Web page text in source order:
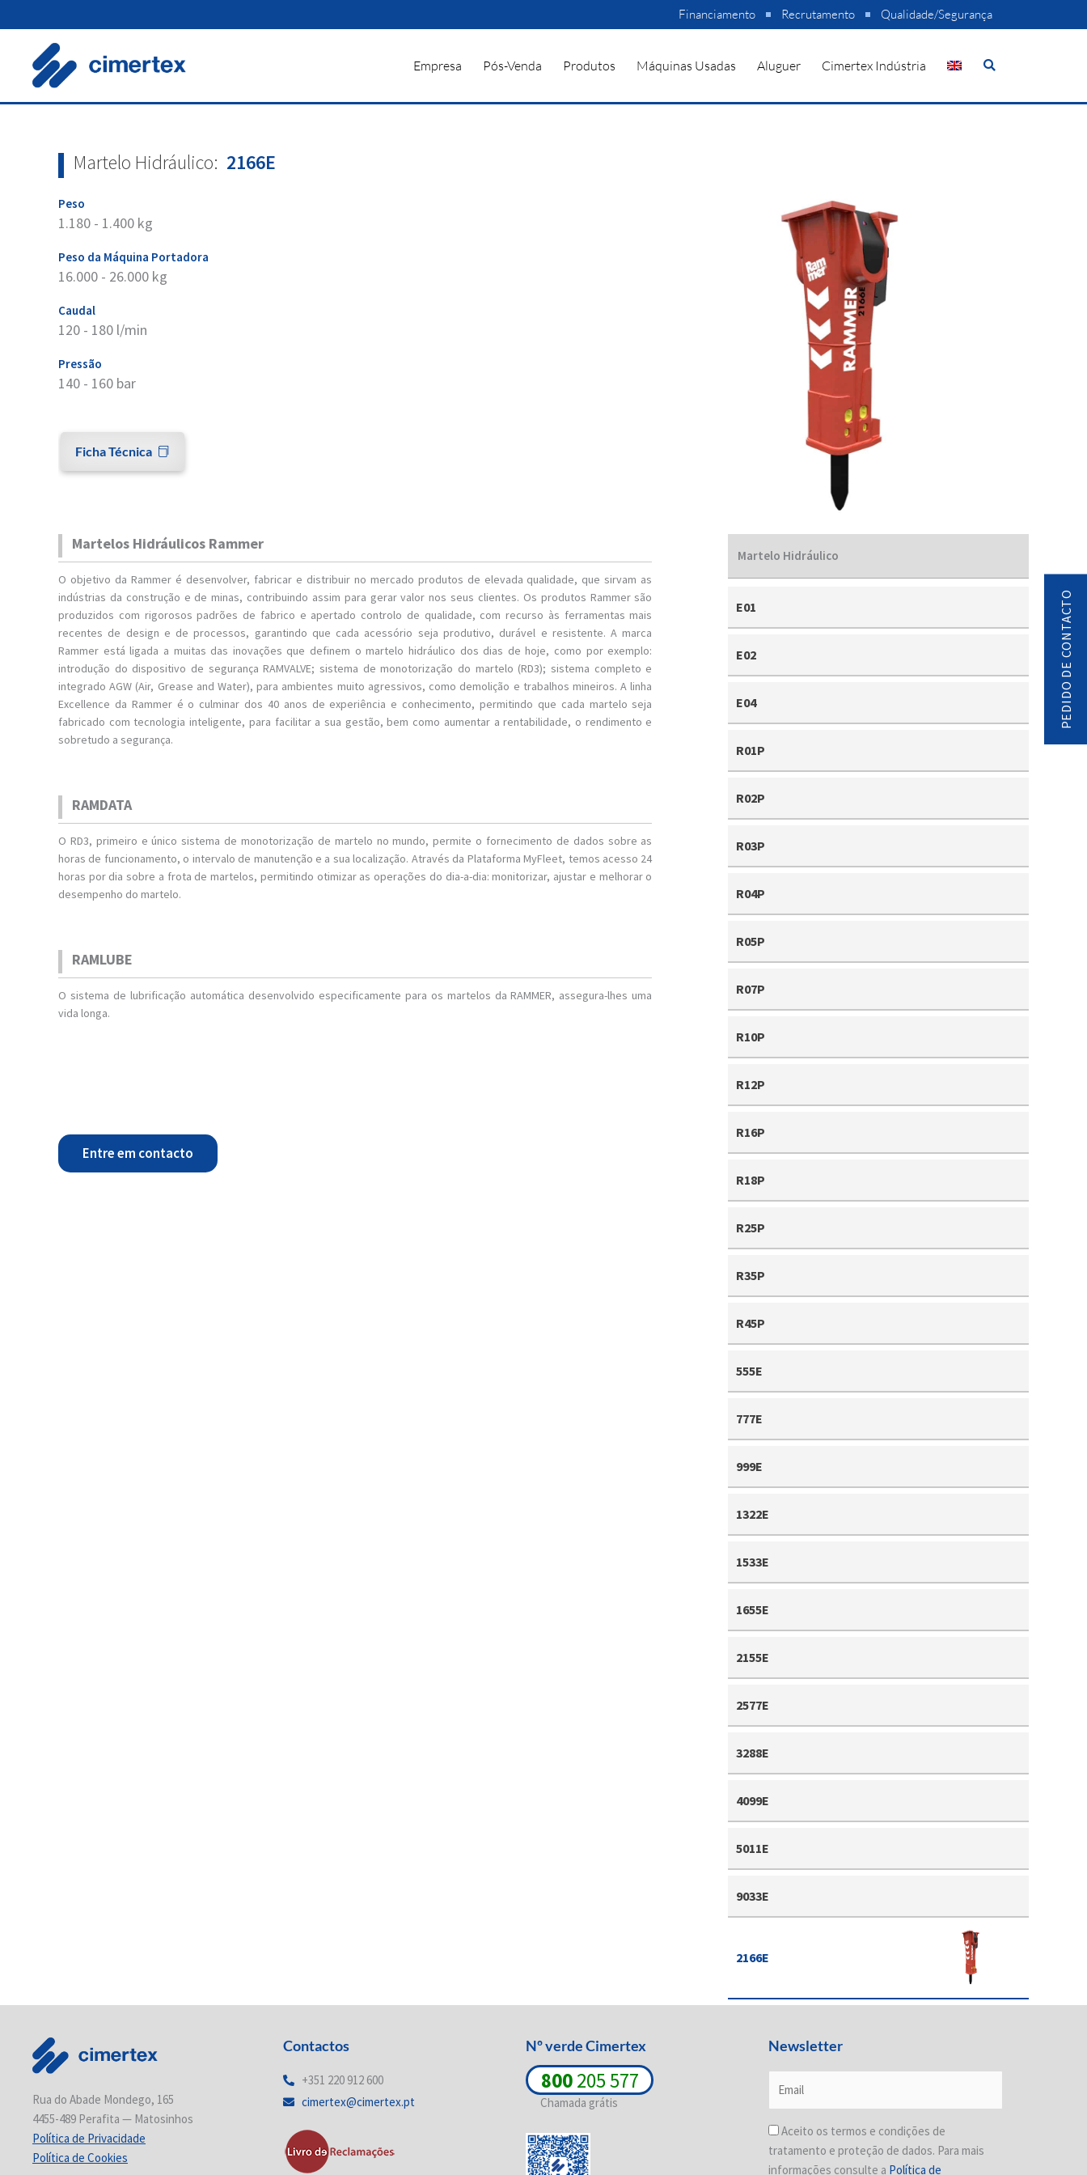
to
Financiamento Recrutamento Qualidade/Segurança
Empresa Pós-Venda Produtos Máquinas Usadas Aluguer Cimertex Indústria
Martelo Hidráulico: 2166E
Peso
1.180 - 1.400 kg
Peso da Máquina Portadora
16.000 - 26.000 kg
Caudal
120 - 180 l/min
Pressão
140 - 160 bar
Ficha Técnica
Martelos Hidráulicos Rammer
O objetivo da Rammer é desenvolver, fabricar e distribuir no mercado produtos de elevada qualidade, que sirvam as
indústrias da construção e de minas, contribuindo assim para gerar valor nos seus clientes. Os produtos Rammer são
produzidos com rigorosos padrões de fabrico e apertado controlo de qualidade, com recurso às ferramentas mais
recentes de design e de processos, garantindo que cada acessório seja produtivo, durável e resistente. A marca
Rammer está ligada a muitas das inovações que definem o martelo hidráulico dos dias de hoje, como por exemplo:
introdução do dispositivo de segurança RAMVALVE; sistema de monotorização do martelo (RD3); sistema completo e
integrado AGW (Air, Grease and Water), para ambientes muito agressivos, como demolição e trabalhos mineiros. A linha
Excellence da Rammer é o culminar dos 40 anos de experiência e conhecimento, permitindo que cada martelo seja
fabricado com tecnologia inteligente, para facilitar a sua gestão, bem como aumentar a rentabilidade, o rendimento e
sobretudo a segurança.
RAMDATA
O RD3, primeiro e único sistema de monotorização de martelo no mundo, permite o fornecimento de dados sobre as
horas de funcionamento, o intervalo de manutenção e a sua localização. Através da Plataforma MyFleet, temos acesso 24
horas por dia sobre a frota de martelos, permitindo otimizar as operações do dia-a-dia: monitorizar, ajustar e melhorar o
desempenho do martelo.
RAMLUBE
O sistema de lubrificação automática desenvolvido especificamente para os martelos da RAMMER, assegura-lhes uma
vida longa.
Entre em contacto
Martelo Hidráulico
E01
E02
E04
R01P
R02P
R03P
R04P
R05P
R07P
R10P
R12P
R16P
R18P
R25P
R35P
R45P
555E
777E
999E
1322E
1533E
1655E
2155E
2577E
3288E
4099E
5011E
9033E
2166E
Rua do Abade Mondego, 165
4455-489 Perafita — Matosinhos
Política de Privacidade
Política de Cookies
Contactos
+351 220 912 600
cimertex@cimertex.pt
Nº verde Cimertex
800205 577
Chamada grátis
Newsletter
Aceito os termos e condições de
tratamento e proteção de dados. Para mais
informações consulte a Política de
PEDIDO DE CONTACTO